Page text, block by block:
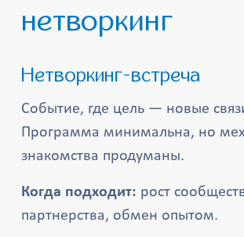
нетворкинг
Нетворкинг-встреча
Событие, где цель — новые
Программа минимальна, но
знакомства продуманы.
Когда подходит: рост
партнерства, обмен опытом.